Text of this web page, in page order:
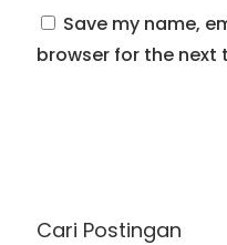
Save my name,
browser for the next
Cari Postingan